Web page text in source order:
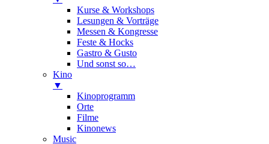
Kurse & Workshops
Lesungen & Vorträge
Messen & Kongresse
Feste & Hocks
Gastro & Gusto
Und sonst so…
Kino
▼
Kinoprogramm
Orte
Filme
Kinonews
Music